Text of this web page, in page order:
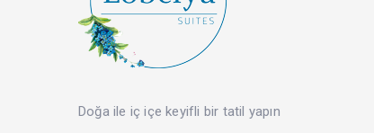
Doğa ile iç içe keyifli bir tatil yapın